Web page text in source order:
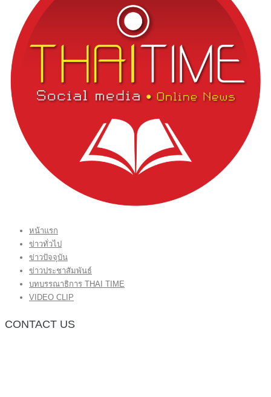
หน้าแรก
ข่าวทั่วไป
ข่าวปัจจุบัน
ข่าวประชาสัมพันธ์
บทบรรณาธิการ THAI TIME
VIDEO CLIP
CONTACT US